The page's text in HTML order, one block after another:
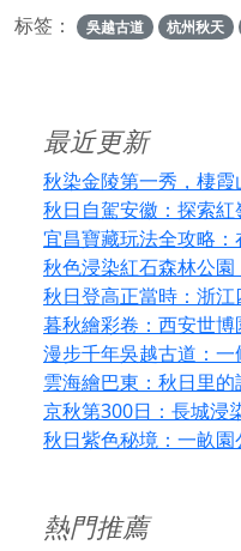
标签： 吳越古道 杭州秋天
最近更新
秋染金陵第一秀，棲
秋日自駕安徽：探索
宜昌寶藏玩法全攻略
秋色浸染紅石森林公
秋日登高正當時：浙
暮秋繪彩卷：西安世
漫步千年吳越古道：
雲海繪巴東：秋日里
京秋第300日：長城浸
秋日紫色秘境：一畝
熱門推薦